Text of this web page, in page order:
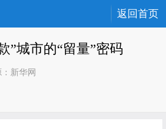
返回首页
”城市的“留量”密码
新华网